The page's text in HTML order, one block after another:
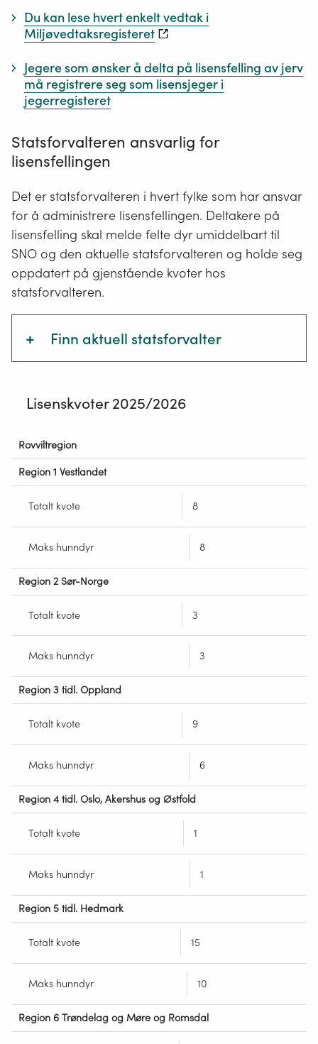
Du kan lese hvert enkelt vedtak i
Miljøvedtaksregisteret
Jegere som ønsker å delta på lisensfelling av jerv
må registrere seg som lisensjeger i
jegerregisteret
Statsforvalteren ansvarlig for
lisensfellingen
Det er statsforvalteren i hvert fylke som har ansvar
for å administrere lisensfellingen. Deltakere på
lisensfelling skal melde felte dyr umiddelbart til
SNO og den aktuelle statsforvalteren og holde seg
oppdatert på gjenstående kvoter hos
statsforvalteren.
+ Finn aktuell statsforvalter
lisensfelling hos de ulike statsforvalterne:
Agder
Innlandet
Møre og Romsdal
Nordland
Rogaland
Troms og Finnmark
Trøndelag
Vestland
Lisenskvoter 2025/2026
Lisenskvoter
2025/2026
Rovviltregion
Region 1 Vestlandet
Totalt kvote 8
Maks hunndyr 8
Region 2 Sør-Norge
Totalt kvote 3
Maks hunndyr 3
Region 3 tidl. Oppland
Totalt kvote 9
Maks hunndyr 6
Region 4 tidl. Oslo, Akershus og Østfold
Totalt kvote 1
Maks hunndyr 1
Region 5 tidl. Hedmark
Totalt kvote 15
Maks hunndyr 10
Region 6 Trøndelag og Møre og Romsdal